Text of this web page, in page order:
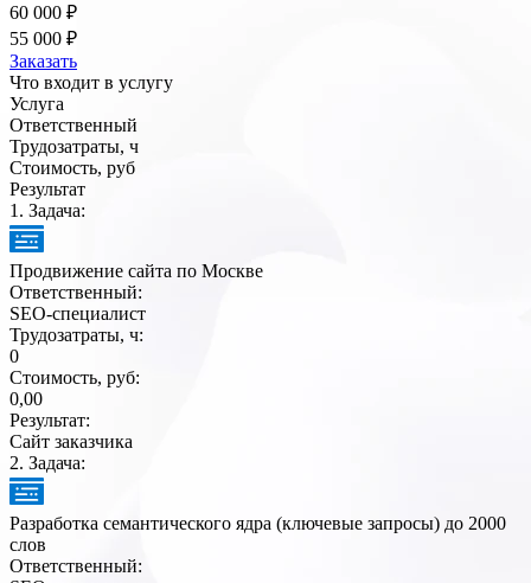
60 000 ₽
55 000 ₽
Заказать
Что входит в услугу
Услуга
Ответственный
Трудозатраты, ч
Стоимость, руб
Результат
1. Задача:
Продвижение сайта по Москве
Ответственный:
SEO-специалист
Трудозатраты, ч:
0
Стоимость, руб:
0,00
Результат:
Сайт заказчика
2. Задача:
Разработка семантического ядра (ключевые запросы) до 2000
слов
Ответственный: